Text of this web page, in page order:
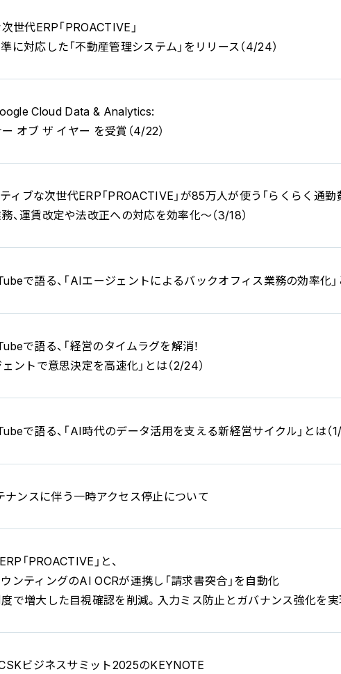
世代ERP「PROACTIVE」
に対応した「不動産管理システム」をリリース（4/24）
Cloud Data & Analytics:
オブ ザ イヤー を受賞（4/22）
ィブな次世代ERP「PROACTIVE」が85万人が使う「らくらく通勤
、運賃改定や法改正への対応を効率化～（3/18）
で語る、「AIエージェントによるバックオフィス業務の効率化」
で語る、「経営のタイムラグを解消！
ントで意思決定を高速化」とは（2/24）
で語る、「AI時代のデータ活用を支える新経営サイクル」とは（1/
ナンスに伴う一時アクセス停止について
「PROACTIVE」と、
ンティングのAI OCRが連携し「請求書突合」を自動化
で増大した目視確認を削減。入力ミス防止とガバナンス強化を実
ビジネスサミット2025のKEYNOTE